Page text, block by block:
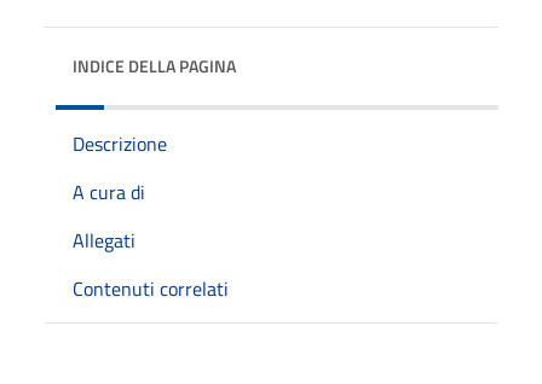
INDICE DELLA PAGINA
Descrizione
A cura di
Allegati
Contenuti correlati